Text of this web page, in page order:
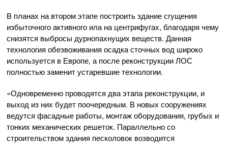
В планах на втором этапе построить здание сгущения
избыточного активного ила на центрифугах, благодаря чему
снизятся выбросы дурнопахнущих веществ. Данная
технология обезвоживания осадка сточных вод широко
используется в Европе, а после реконструкции ЛОС
полностью заменит устаревшие технологии.
«Одновременно проводятся два этапа реконструкции, и
выход из них будет поочередным. В новых сооружениях
ведутся фасадные работы, монтаж оборудования, грубых и
тонких механических решеток. Параллельно со
строительством здания песколовок возводится